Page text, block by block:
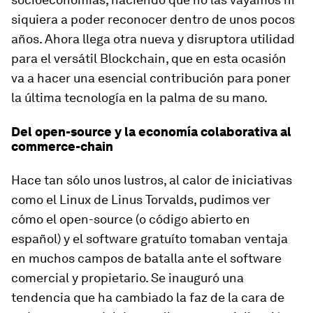
siquiera a poder reconocer dentro de unos pocos
años. Ahora llega otra nueva y disruptora utilidad
para el versátil Blockchain, que en esta ocasión
va a hacer una esencial contribución para poner
la última tecnología en la palma de su mano.
Del open-source y la economía colaborativa al
commerce-chain
Hace tan sólo unos lustros, al calor de iniciativas
como el Linux de Linus Torvalds, pudimos ver
cómo el open-source (o código abierto en
español) y el software gratuíto tomaban ventaja
en muchos campos de batalla ante el software
comercial y propietario. Se inauguró una
tendencia que ha cambiado la faz de la cara de